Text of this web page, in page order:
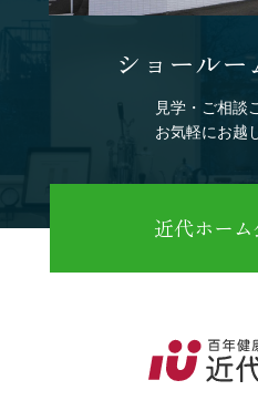
ショール
見学・ご相談
お気軽にお越
近代ホー